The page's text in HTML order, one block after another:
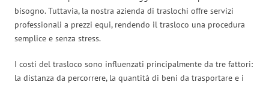
bisogno. Tuttavia, la nostra azienda di traslochi offre servizi
professionali a prezzi equi, rendendo il trasloco una procedura
semplice e senza stress.
I costi del trasloco sono influenzati principalmente da tre fattori:
la distanza da percorrere, la quantità di beni da trasportare e i